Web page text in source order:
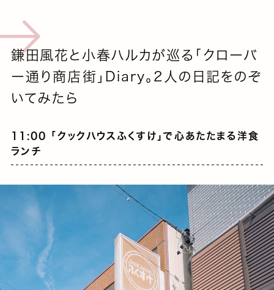
鎌田風花と小春ハルカが巡る「クローバ
ー通り商店街」Diary。2人の日記をのぞ
いてみたら
11:00 「クックハウスふくすけ」で心あたたまる洋食
ランチ